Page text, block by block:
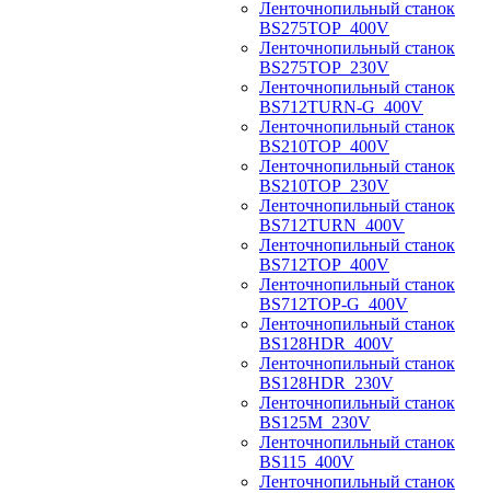
Ленточнопильный станок
BS275TOP_400V
Ленточнопильный станок
BS275TOP_230V
Ленточнопильный станок
BS712TURN-G_400V
Ленточнопильный станок
BS210TOP_400V
Ленточнопильный станок
BS210TOP_230V
Ленточнопильный станок
BS712TURN_400V
Ленточнопильный станок
BS712TOP_400V
Ленточнопильный станок
BS712TOP-G_400V
Ленточнопильный станок
BS128HDR_400V
Ленточнопильный станок
BS128HDR_230V
Ленточнопильный станок
BS125M_230V
Ленточнопильный станок
BS115_400V
Ленточнопильный станок